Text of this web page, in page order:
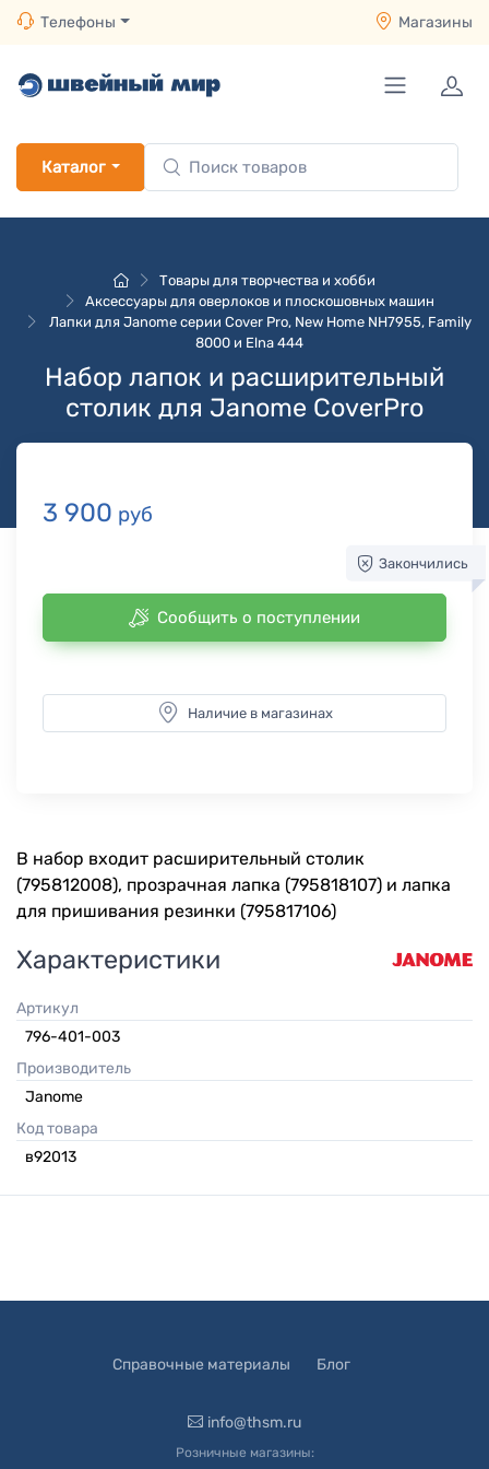
Телефоны Магазины
Каталог
Товары для творчества и хобби
Аксессуары для оверлоков и плоскошовных машин
Лапки для Janome серии Cover Pro, New Home NH7955, Family
8000 и Elna 444
Набор лапок и расширительный
столик для Janome CoverPro
3 900 руб
Закончились
Сообщить о поступлении
Наличие в магазинах
В набор входит расширительный столик
(795812008), прозрачная лапка (795818107) и лапка
для пришивания резинки (795817106)
Характеристики
Артикул
796-401-003
Производитель
Janome
Код товара
в92013
Справочные материалы Блог
info@thsm.ru
Розничные магазины: